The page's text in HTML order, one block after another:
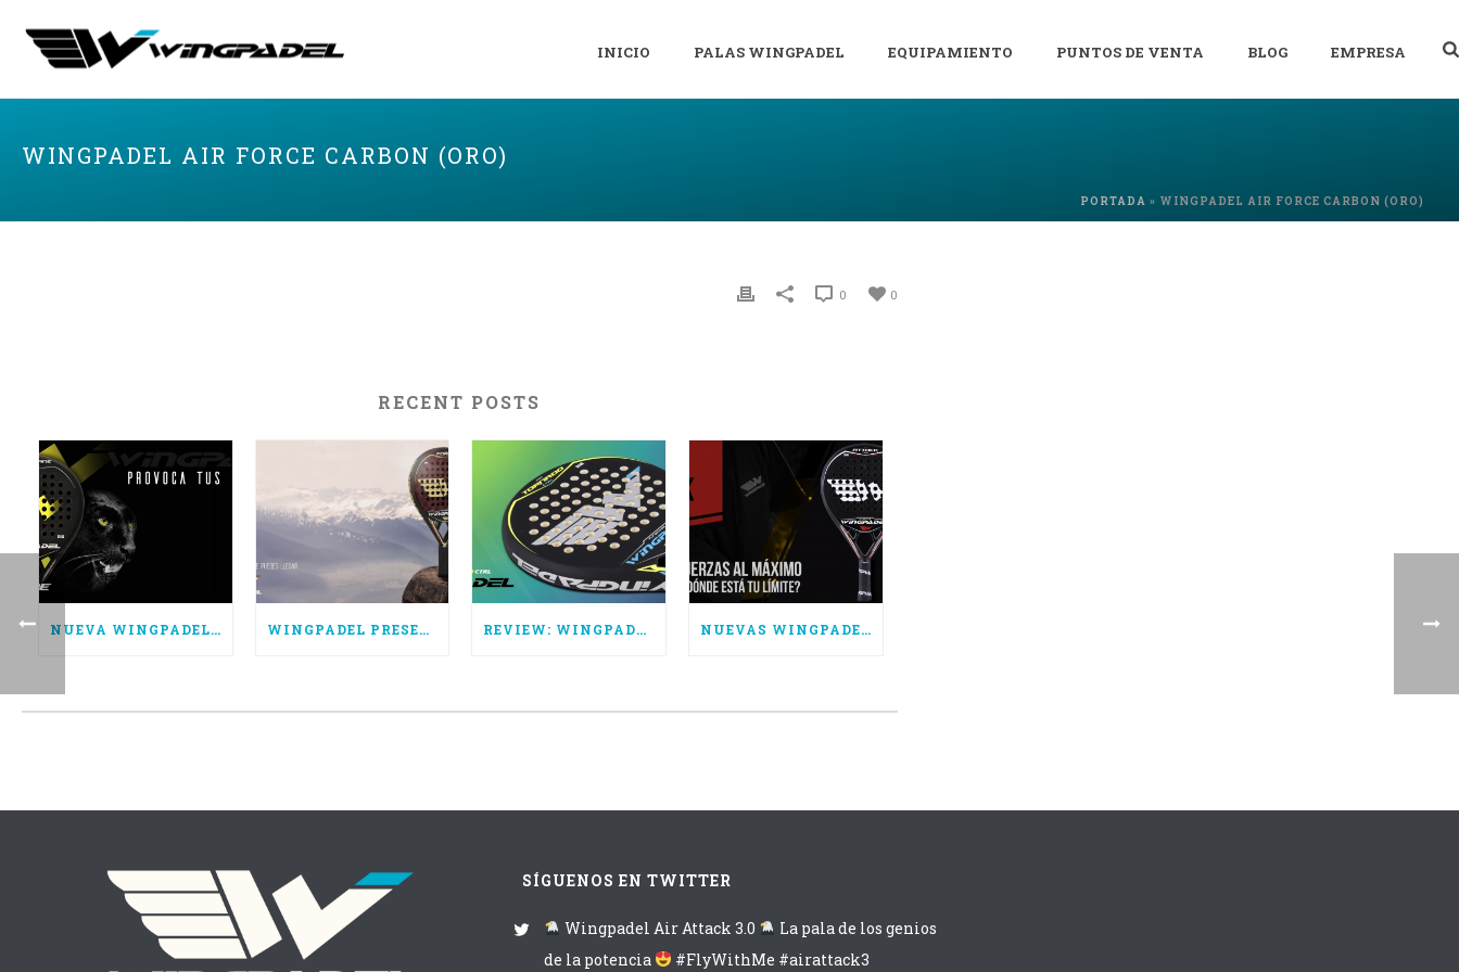
INICIO PALAS WINGPADEL EQUIPAMIENTO PUNTOS DE VENTA BLOG EMPRESA
WINGPADEL AIR FORCE CARBON (ORO)
PORTADA » WINGPADEL AIR FORCE CARBON (ORO)
0
0
RECENT POSTS
NUEVA WINGPADEL AIR HURRICANE, POTENCIA PURA WINGPADEL PRESENTA LAS NUEVAS AIR FORCE 3.0 REVIEW: WINGPADEL AIR TORNADO CTRL NUEVAS WINGPADEL AIR ATTACK 3.0, SUPERA TUS LÍMITES
SÍGUENOS EN TWITTER
Wingpadel Air Attack 3.0
La pala de los genios
de la potencia
#FlyWithMe #airattack3